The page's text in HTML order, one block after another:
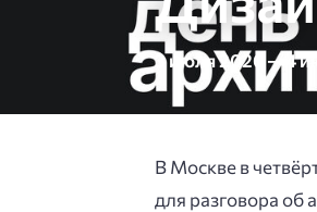
3 июля 2026 — 4
В Москве в
для разговора об